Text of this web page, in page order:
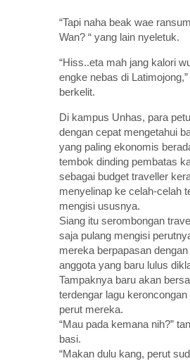
“Tapi naha beak wae
Wan? “ yang lain nyeletuk.
“Hiss..eta mah jang kalori
engke nebas di
berkelit.
Di kampus Unhas, para
dengan cepat mengetahui
yang paling ekonomis
tembok dinding pembatas
sebagai budget traveller
menyelinap ke celah-celah
mengisi ususnya.
Siang itu serombongan
saja pulang mengisi
mereka berpapasan
anggota yang baru lulus
Tampaknya baru akan
terdengar lagu
perut mereka.
“Mau pada kemana nih?”
basi.
“Makan dulu kang, perut